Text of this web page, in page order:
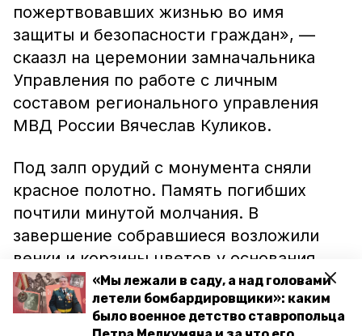
«Мы лежали в саду, а над головами
летели бомбардировщики»: каким
было военное детство ставропольца
пожертвовавших жизнью во имя
защиты и безопасности граждан», —
скаазл на церемонии замначальника
Управления по работе с личным
составом регионального управления
МВД России Вячеслав Куликов.
Под залп орудий с монумента сняли
красное полотно. Память погибших
почтили минутой молчания. В
завершение собравшиеся возложили
венки и корзины цветов у основания
монумента.
сообщалось, что Российский союз